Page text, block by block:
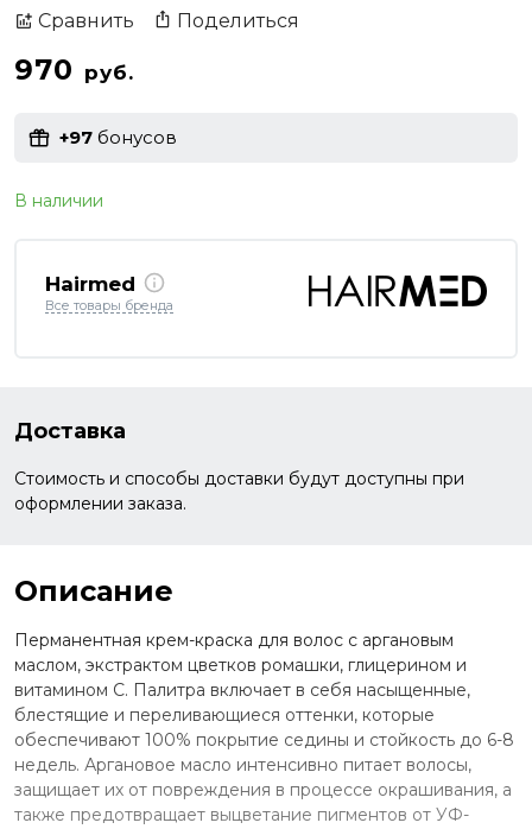
Сравнить Поделиться
970 руб.
+97 бонусов
В наличии
Hairmed
Все товары бренда
Доставка
Стоимость и способы доставки будут доступны при
оформлении заказа.
Описание
Перманентная крем-краска для волос с аргановым
маслом, экстрактом цветков ромашки, глицерином и
витамином С. Палитра включает в себя насыщенные,
блестящие и переливающиеся оттенки, которые
обеспечивают 100% покрытие седины и стойкость до 6-8
недель. Аргановое масло интенсивно питает волосы,
защищает их от повреждения в процессе окрашивания, а
также предотвращает выцветание пигментов от УФ-